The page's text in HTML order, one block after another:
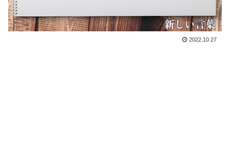
2022.10.27